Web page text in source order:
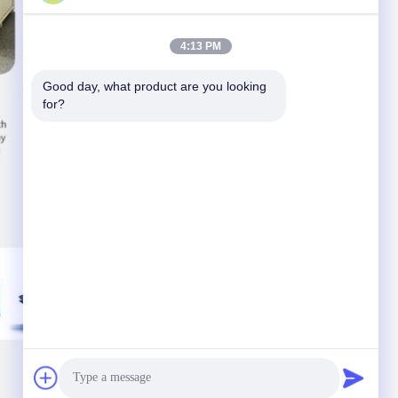
4:13 PM
Good day, what product are you looking
for?